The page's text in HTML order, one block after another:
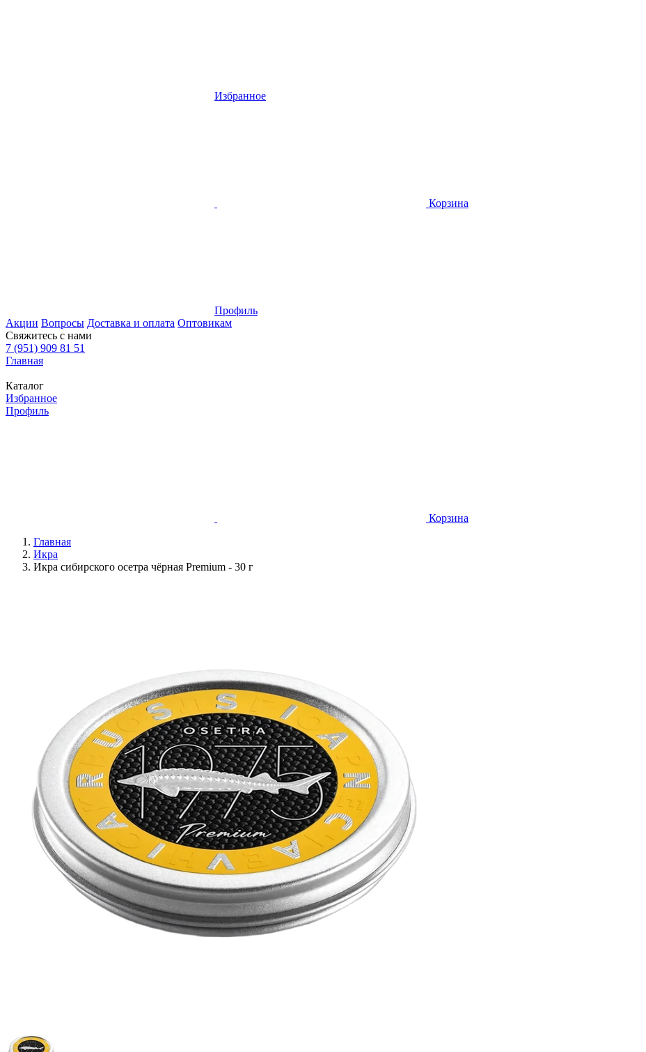
Избранное
Корзина
Профиль
Акции Вопросы Доставка и оплата Оптовикам
Свяжитесь с нами
7 (951) 909 81 51
Главная
Каталог
Избранное
Профиль
Корзина
Главная
Икра
Икра сибирского осетра чёрная Premium - 30 г